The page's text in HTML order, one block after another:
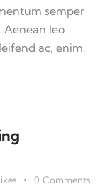
semper
Aenean leo
ac, enim.
0 Comments